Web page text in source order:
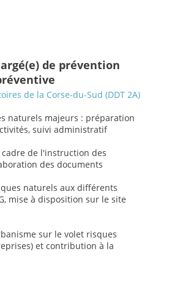
de prévention
de la Corse-du-Sud (DDT 2A)
naturels majeurs : préparation
suivi administratif
de l'instruction des
des documents
naturels aux différents
mise à disposition sur le site
sur le volet risques
et contribution à la